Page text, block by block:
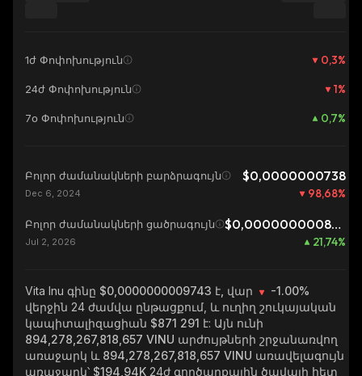
1ժ Փոփոխություն 0,3%
24ժ Փոփոխություն 1%
7օ Փոփոխություն 0,7%
Բոլոր ժամանակների բարձրագույն $0,0000000738
Dec 6, 2024 98,68%
Բոլոր ժամանակների ցածրագույն $0,0000000008003
Jul 2, 2026 21,74%
Vita Inu գինը $0,0000000009743 է, վար
-1.00%
վերջին 24 ժամվա ընթացքում, և ուղիղ շուկայական
կապիտալիզացիան $871 291 է: Այն ունի
894,278,267,818,657 VINU արժույթների շրջանառվող
առաջարկ և 894,278,267,818,657 VINU առավելագույն
առաջարկ՝ $194,94K 24ժ գործարքային ծավալի հետ